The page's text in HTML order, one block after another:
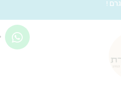
W
h